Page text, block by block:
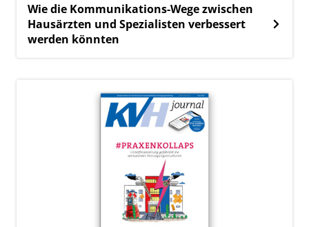
Wie die Kommunikations-Wege zwischen
Hausärzten und Spezialisten verbessert
werden könnten